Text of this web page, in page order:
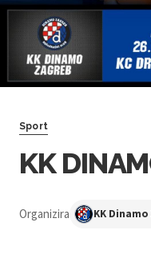
Sport
KK
Organizira KK